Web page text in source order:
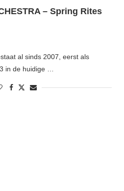
– Spring Rites
al sinds 2007, eerst als
in de huidige …